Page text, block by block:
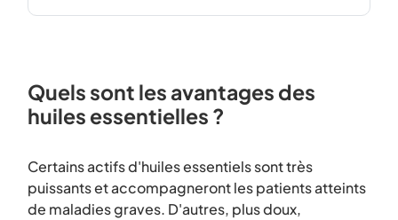
Quels sont les avantages des
huiles essentielles ?
Certains actifs d'huiles essentiels sont très
puissants et accompagneront les patients atteints
de maladies graves. D'autres, plus doux,